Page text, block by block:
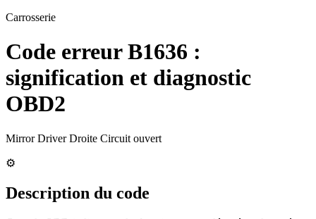
Carrosserie
Code erreurB1636 :
signification et diagnostic
OBD2
Mirror Driver Droite Circuit ouvert
⚙️
Description du code